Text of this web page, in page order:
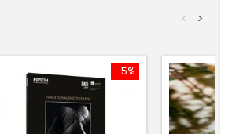
>
<
-5%